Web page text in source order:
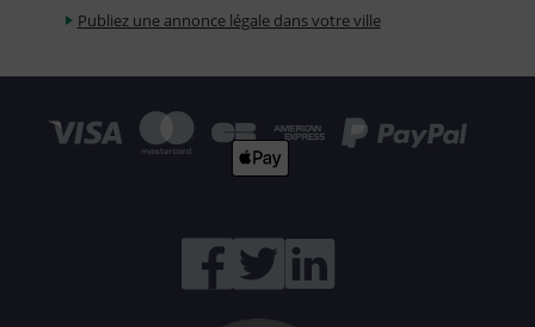
Publiez une annonce légale dans votre ville